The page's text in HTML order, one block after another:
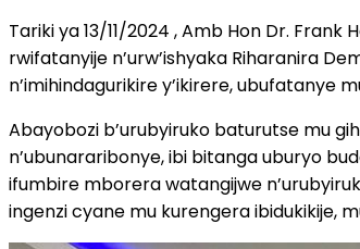
Tariki ya 13/11/2024 , Amb Hon Dr.
rwifatanyije n’urw’ishyaka Riharanira
n’imihindagurikire y’ikirere, ubufatanye
Abayobozi b’urubyiruko baturutse mu
n’ubunararibonye, ibi bitanga uburyo
ifumbire mborera watangijwe
ingenzi cyane mu kurengera ibidukikije,